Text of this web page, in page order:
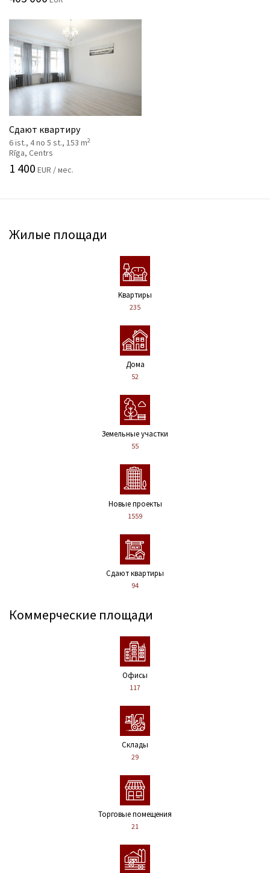
Сдают квартиру
6 ist., 4 no 5 st., 153 m2
Rīga, Centrs
1 400 EUR / мес.
Жилые площади
Kвартиры
235
Дома
52
Земельные участки
55
Новые проекты
1559
Сдают квартиры
94
Коммерческие площади
Офисы
117
Склады
29
Торговые помещения
21